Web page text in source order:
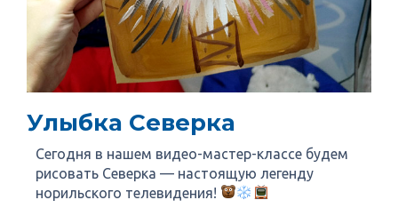
Улыбка Северка
Сегодня в нашем видео-мастер-классе будем
рисовать Северка — настоящую легенду
норильского телевидения!